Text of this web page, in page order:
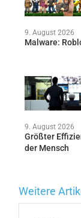
9. August 2026
Malware:
9. August 2026
Größter
der Mensch
Weitere